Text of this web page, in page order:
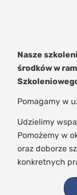
Nasze
środków w
Pomagamy w
Udzielimy
Pomożemy w
oraz doborze
konkretnych